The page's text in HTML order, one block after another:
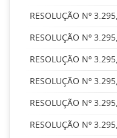
RESOLUÇÃO Nº
RESOLUÇÃO Nº
RESOLUÇÃO Nº
RESOLUÇÃO Nº
RESOLUÇÃO Nº
RESOLUÇÃO Nº